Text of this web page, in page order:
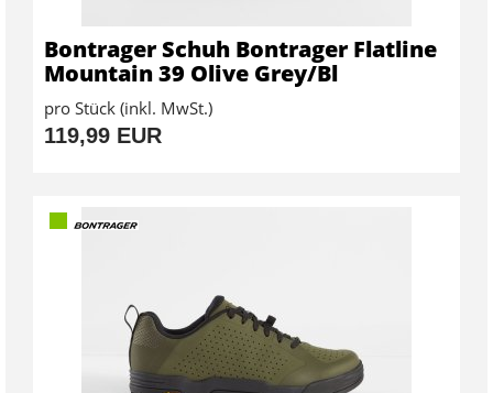
Bontrager Schuh Bontrager Flatline
Mountain 39 Olive Grey/Bl
pro Stück (inkl. MwSt.)
119,99 EUR